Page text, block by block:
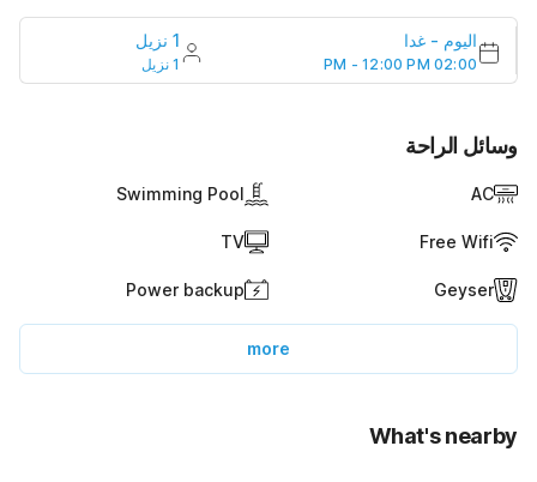
اليوم - غدا
02:00 PM - 12:00 PM
1 نزيل
1 نزيل
وسائل الراحة
AC
Swimming Pool
Free Wifi
TV
Geyser
Power backup
more
What's nearby